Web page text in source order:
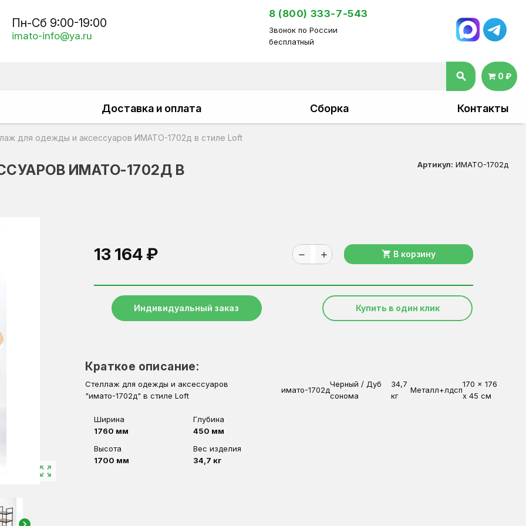
Пн-Сб 9:00-19:00
imato-info@ya.ru
8 (800) 333-7-543
Звонок по России
бесплатный
search 0 ₽
Доставка и оплата Сборка Контакты
для одежды и аксессуаров ИМАТО-1702д в стиле Loft
ИМАТО-1702Д В
Артикул: ИМАТО-1702д
zoom_out_map
13 164 ₽ remove add shopping_cart В корзину
Индивидуальный заказ Купить в один клик
Краткое описание:
Стеллаж для одежды и аксессуаров
"имато-1702д" в стиле Loft
имато-1702д
Черный / Дуб
сонома
34,7
кг
Металл+лдсп
170 x 176
x 45 см
Ширина
1760 мм
Глубина
450 мм
Высота
1700 мм
Вес изделия
34,7 кг